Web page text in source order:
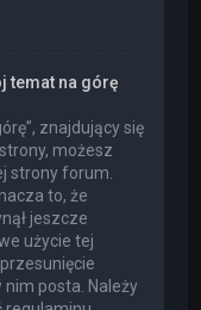
temat na górę
znajdujący się
możesz
strony forum.
to, że
jeszcze
użycie tej
posta. Należy